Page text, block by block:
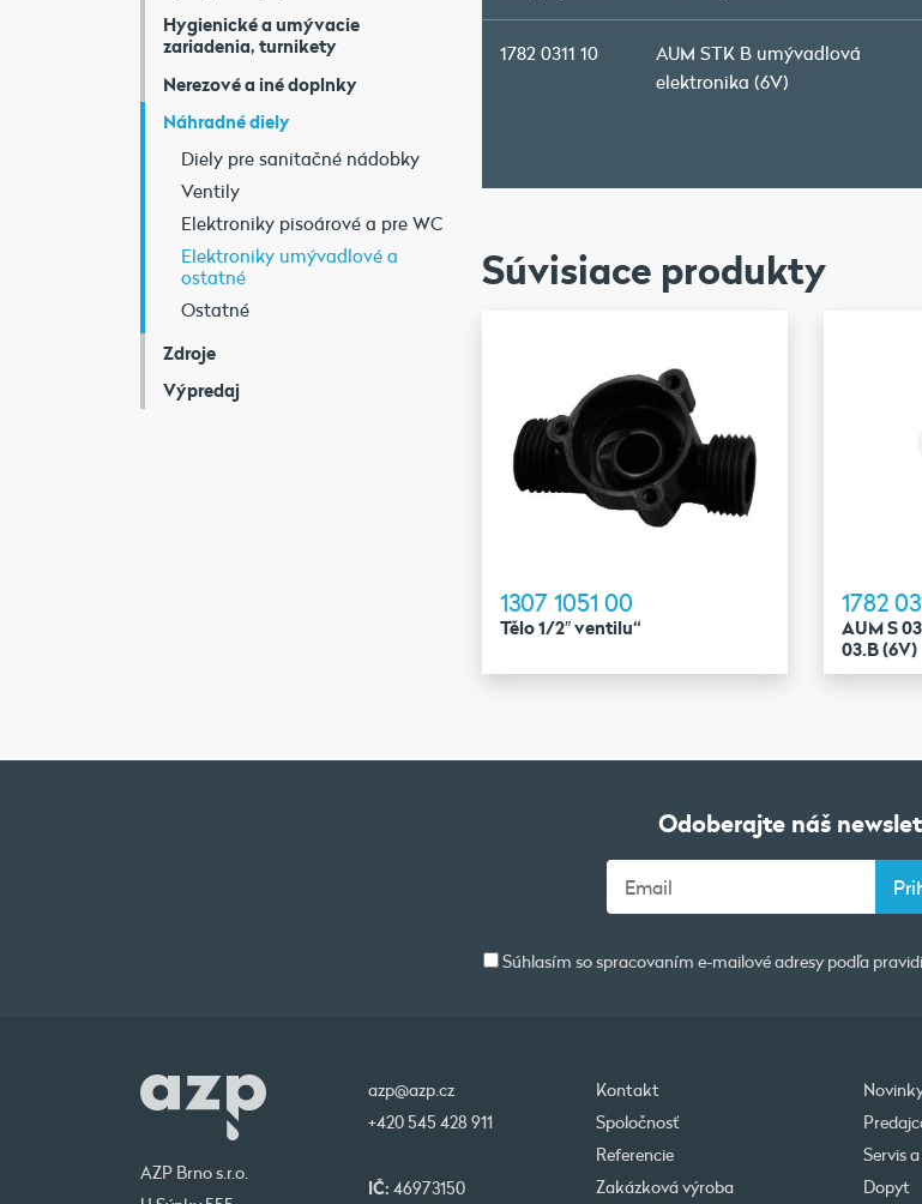
Hygienické a umývacie
zariadenia, turnikety
Nerezové a iné doplnky
Náhradné diely
Diely pre sanitačné nádobky
Ventily
Elektroniky pisoárové a pre WC
Elektroniky umývadlové a
ostatné
Ostatné
Zdroje
Výpredaj
1782 0311 10
AUM STK B umývadlová
elektronika (6V)
Súvisiace produkty
1307 1051 00
Tělo 1/2″ ventilu“
1782
AUM S
03.B (6V)
Odoberajte náš
Súhlasím so spracovaním e-mailové adresy podľa
AZP Brno s.r.o.
azp@azp.cz
+420 545 428 911
IČ: 46973150
Kontakt
Spoločnosť
Referencie
Servis
Zakázková výroba
Dopyt